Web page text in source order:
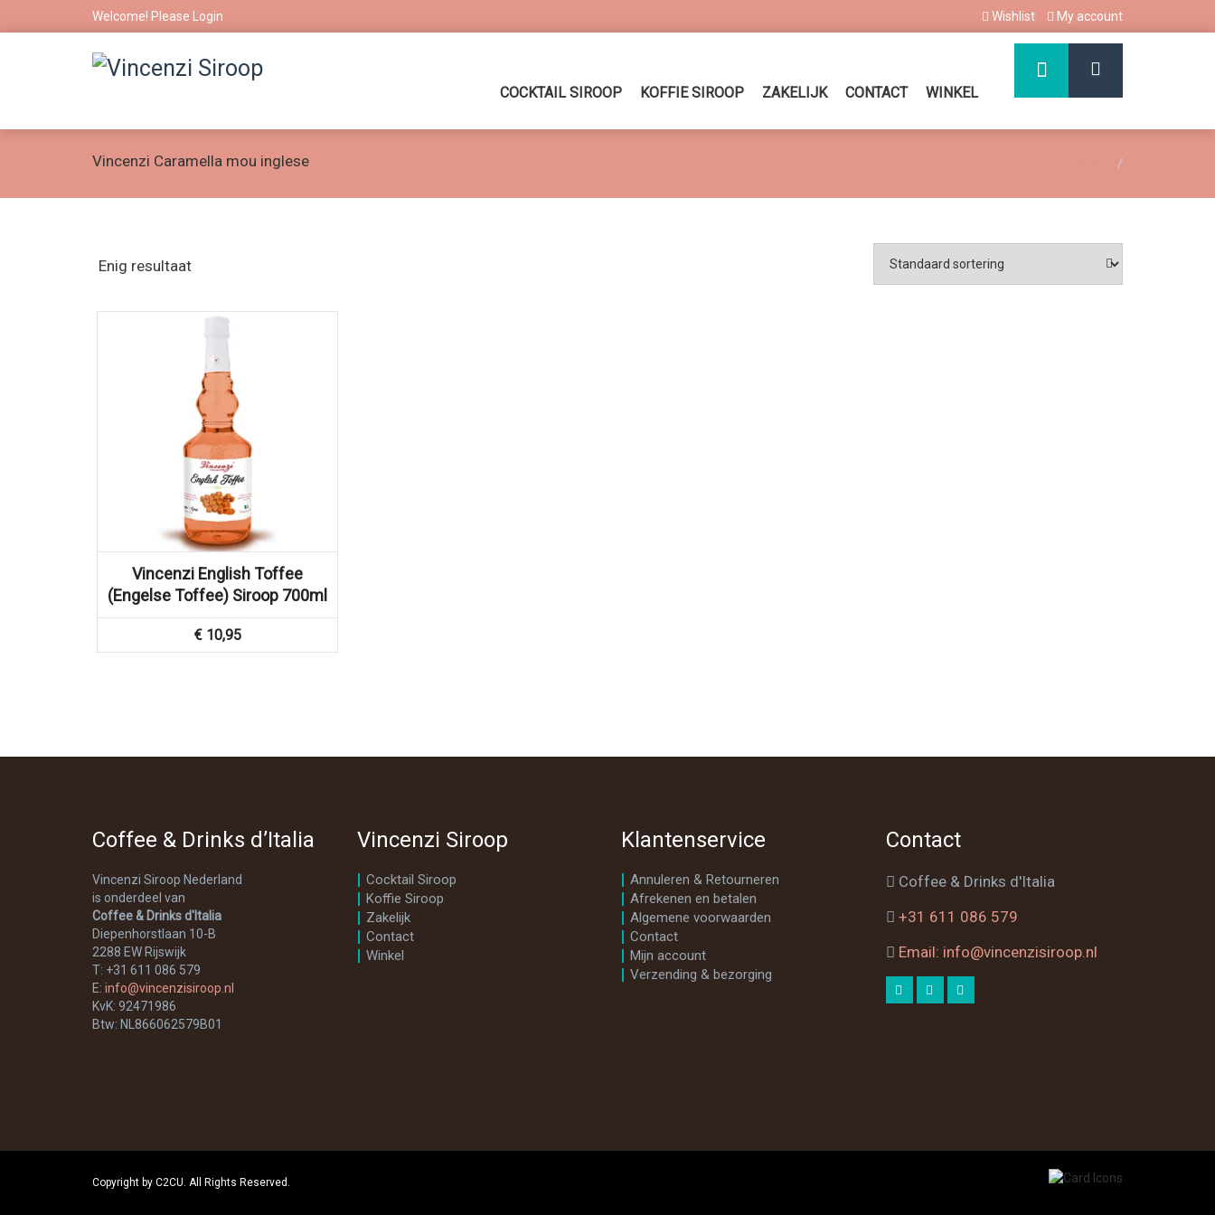
Welcome! Please Login Wishlist My account
COCKTAIL SIROOP KOFFIE SIROOP ZAKELIJK CONTACT WINKEL
Vincenzi Caramella mou inglese
Enig resultaat
Vincenzi English Toffee
(Engelse Toffee) Siroop 700ml
€10,95
Coffee & Drinks d’Italia
Vincenzi Siroop Nederland
is onderdeel van
Coffee & Drinks d'Italia
Diepenhorstlaan 10-B
2288 EW Rijswijk
T: +31 611 086 579
E: info@vincenzisiroop.nl
KvK: 92471986
Btw: NL866062579B01
Vincenzi Siroop
Cocktail Siroop
Koffie Siroop
Zakelijk
Contact
Winkel
Klantenservice
Annuleren & Retourneren
Afrekenen en betalen
Algemene voorwaarden
Contact
Mijn account
Verzending & bezorging
Contact
Coffee & Drinks d'Italia
+31 611 086 579
Email: info@vincenzisiroop.nl
Copyright by C2CU. All Rights Reserved.